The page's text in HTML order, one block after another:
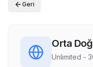
Geri
Orta
Unlimited -